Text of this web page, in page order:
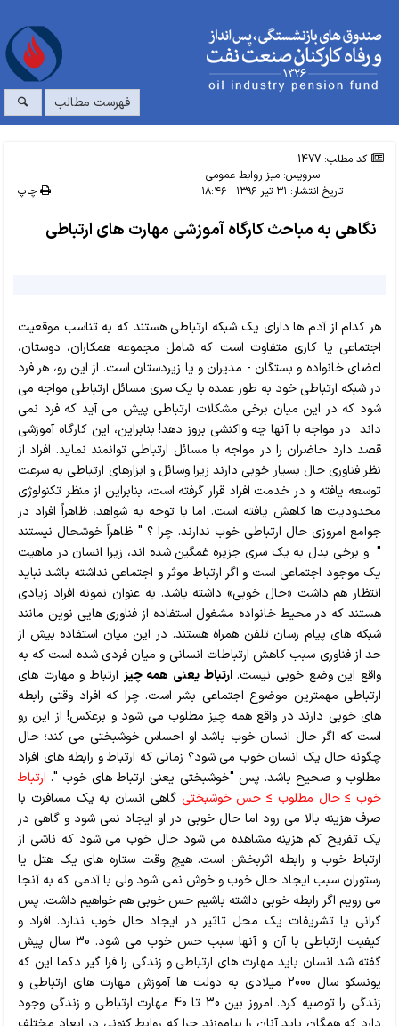
فهرست مطالب
کد مطلب: 1477
سرویس: میز روابط عمومی
تاریخ انتشار: ۳۱ تیر ۱۳۹۶ - ۱۸:۴۶ چاپ
نگاهی به مباحث کارگاه آموزشی مهارت های ارتباطی
هر كدام از آدم ها داراي يك شبكه ارتباطي هستند كه به تناسب موقعيت
اجتماعي يا كاري متفاوت است كه شامل مجموعه همكاران، دوستان،
اعضاي خانواده و بستگان - مديران و يا زيردستان است. از این رو، هر فرد
در شبكه ارتباطي خود به طور عمده با يك سري مسائل ارتباطي مواجه مي
شود كه در اين ميان برخی مشکلات ارتباطي پيش مي آيد كه فرد نمي
داند در مواجه با آنها چه واكنشي بروز دهد! بنابراین، اين كارگاه آموزشي
قصد دارد حاضران را در مواجه با مسائل ارتباطي توانمند نمايد. افراد از
نظر فناوري حال بسيار خوبي دارند زیرا وسائل و ابزارهاي ارتباطي به سرعت
توسعه يافته و در خدمت افراد قرار گرفته است، بنابراين از منظر تكنولوژي
محدوديت ها کاهش یافته است. اما با توجه به شواهد، ظاهراً افراد در
جوامع امروزی حال ارتباطي خوب ندارند. چرا ؟ " ظاهراً خوشحال نيستند
" و برخي بدل به يك سري جزيره غمگين شده اند، زيرا انسان در ماهیت
يك موجود اجتماعي است و اگر ارتباط موثر و اجتماعي نداشته باشد نبايد
انتظار هم داشت «حال خوبي» داشته باشد. به عنوان نمونه افراد زیادی
هستند که در محیط خانواده مشغول استفاده از فناوري هايي نوین مانند
شبکه های پیام رسان تلفن همراه هستند. در این میان استفاده بیش از
حد از فناوری سبب كاهش ارتباطات انساني و ميان فردي شده است كه به
واقع اين وضع خوبي نيست.ارتباط یعنی همه چیز ارتباط و مهارت هاي
ارتباطي مهمترين موضوع اجتماعي بشر است. چرا كه افراد وقتي رابطه
هاي خوبي دارند در واقع همه چيز مطلوب مي شود و برعكس‌! از این رو
است که اگر حال انسان خوب باشد او احساس خوشبختي مي كند؛ حال
چگونه حال يك انسان خوب مي شود؟ زماني كه ارتباط و رابطه هاي افراد
مطلوب و صحيح باشد. پس "خوشبختي يعني ارتباط های خوب ". ارتباط
خوب ≥ حال مطلوب ≥ حس خوشبختي گاهي انسان به يك مسافرت با
صرف هزينه بالا مي رود اما حال خوبي در او ايجاد نمي شود و گاهي در
يك تفريح كم هزینه مشاهده مي شود حال خوب مي شود كه ناشي از
ارتباط خوب و رابطه اثربخش است. هيچ وقت ستاره هاي يك هتل يا
رستوران سبب ايجاد حال خوب و خوش نمي شود ولي با آدمي كه به آنجا
مي رويم اگر رابطه خوبي داشته باشيم حس خوبي هم خواهيم داشت. پس
گراني يا تشريفات يك محل تاثير در ايجاد حال خوب ندارد. افراد و
كيفيت ارتباطي با آن و آنها سبب حس خوب مي شود. 30 سال پيش
گفته شد انسان بايد مهارت هاي ارتباطي و زندگي را فرا گير دكما اين كه
يونسكو سال 2000 ميلادي به دولت ها آموزش مهارت هاي ارتباطي و
زندگي را توصيه كرد. امروز بين 30 تا 40 مهارت ارتباطي و زندگي وجود